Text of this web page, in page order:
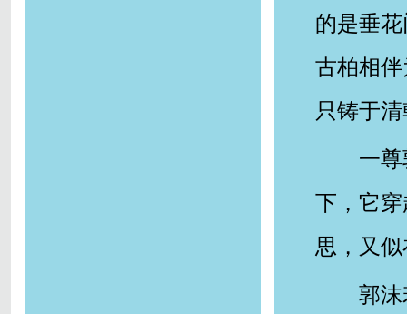
的是垂
古柏相
只铸于
一
下，它
思，又
郭